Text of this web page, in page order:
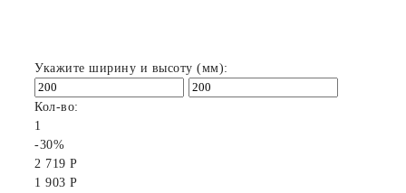
Укажите ширину и высоту (мм):
Кол-во:
1
-30%
2 719 Р
1 903 Р